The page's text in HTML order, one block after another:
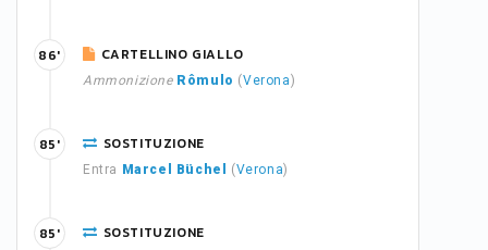
CARTELLINO GIALLO
Ammonizione Rômulo (Verona)
86'
SOSTITUZIONE
Entra Marcel Büchel (Verona)
85'
SOSTITUZIONE
85'